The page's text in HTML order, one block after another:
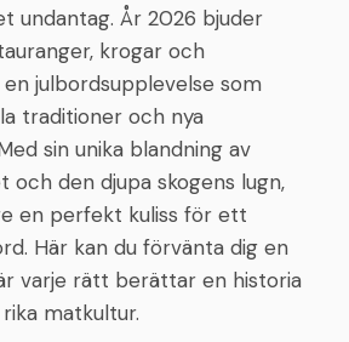
undantag. År 2026 bjuder
krogar och
julbordsupplevelse som
traditioner och nya
sin unika blandning av
och den djupa skogens lugn,
en perfekt kuliss för ett
Här kan du förvänta dig en
varje rätt berättar en historia
matkultur.